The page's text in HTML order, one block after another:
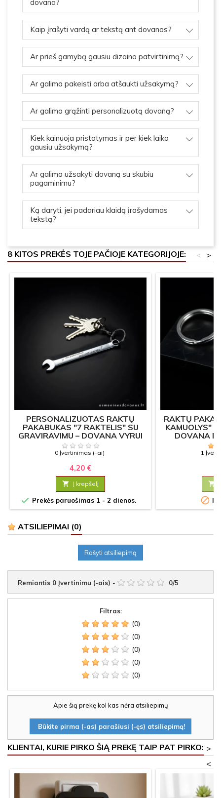
dovana?
Kaip įrašyti vardą ar tekstą ant dovanos?
Ar prieš gamybą gausiu dizaino patvirtinimą?
Ar galima pakeisti arba atšaukti užsakymą?
Ar galima grąžinti personalizuotą dovaną?
Kiek kainuoja pristatymas ir per kiek laiko
gausiu užsakymą?
Ar galima užsakyti dovaną su skubiu
pagaminimu?
Ką daryti, jei padariau klaidą įrašydamas
tekstą?
8 KITOS PREKĖS TOJE PAČIOJE KATEGORIJOJE: >
<
PERSONALIZUOTAS RAKTŲ
PAKABUKAS "7 RAKTELIS" SU
GRAVIRAVIMU – DOVANA VYRUI
AR MEISTRUI
0 Įvertinimas (-ai)
4,20 €
 Į krepšelį
 Prekės paruošimas 1 - 2 dienos.
RAKTŲ
KAMUOLYS"
DOVANA
1


ATSILIEPIMAI (0)
Rašyti atsiliepimą
Remiantis 0 Įvertinimu (-ais) - 0/5
Filtras:
(0)
(0)
(0)
(0)
(0)
Apie šią prekę kol kas nėra atsiliepimų
Būkite pirma (-as) parašiusi (-ęs) atsiliepimą!
KLIENTAI, KURIE PIRKO ŠIĄ PREKĘ TAIP PAT PIRKO: >
<